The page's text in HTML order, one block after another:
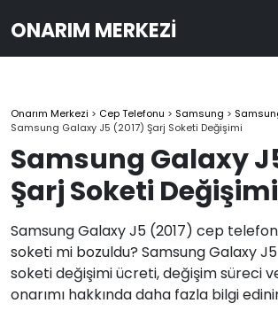
ONARIM MERKEZI
Onarım Merkezi > Cep Telefonu > Samsung >
Samsung Galaxy J5 (2017) Şarj Soketi Değişimi
Samsung Galaxy
Şarj Soketi Değişimi
Samsung Galaxy J5 (2017) cep
soketi mi bozuldu? Samsung Galaxy
soketi değişimi ücreti, değişim süreci
onarımı hakkında daha fazla bilgi